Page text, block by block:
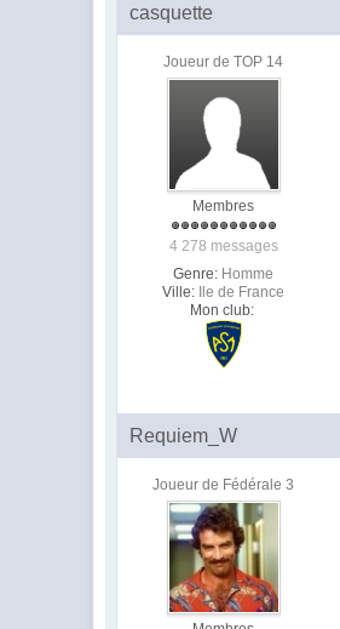
casquette
Joueur de TOP 14
Membres
4 278 messages
Genre: Homme
Ville:
Ile de France
Mon club:
Requiem_W
Joueur de Fédérale 3